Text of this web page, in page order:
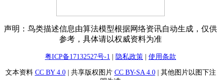
声明：鸟类描述信息由算法模型根据网络资讯自动生成，仅供
参考，具体请以权威资料为准
粤ICP备17132527号-1 隐私政策 使用条款
文本资料 CC BY 4.0| 共享版权图片 CC BY-SA 4.0| 其他图片以图下注